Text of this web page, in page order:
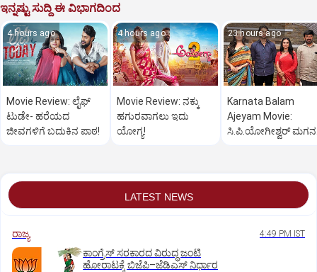
ಇನ್ನಷ್ಟು ಸುದ್ದಿ ಈ ವಿಭಾಗದಿಂದ
4 hours ago
Movie Review: ಲೈಫ್‌
ಟುಡೇ- ಹರೆಯದ
ಜೀವಗಳಿಗೆ ಬದುಕಿನ ಪಾಠ!
4 hours ago
Movie Review: ನಕ್ಕು
ಹಗುರವಾಗಲು ಇದು
ಯೋಗ್ಯ!
23 hours ago
Karnata Balam
Ajeyam Movie:
ಸಿ.ಪಿ.ಯೋಗೀಶ್ವರ್‌ ಮಗನ
LATEST NEWS
ರಾಜ್ಯ 4:49 PM IST
ಕಾಂಗ್ರೆಸ್‌ ಸರಕಾರದ ವಿರುದ್ಧ ಜಂಟಿ
ಹೋರಾಟಕ್ಕೆ ಬಿಜೆಪಿ–ಜೆಡಿಎಸ್‌ ನಿರ್ಧಾರ